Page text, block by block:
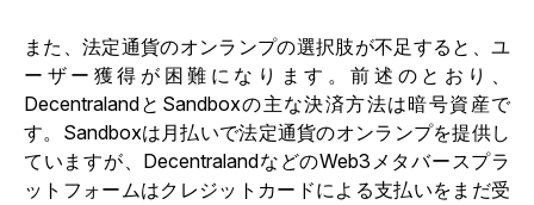
また、法定通貨のオンランプの選択肢が不足すると、ユ
ーザー獲得が困難になります。前述のとおり、
DecentralandとSandboxの主な決済方法は暗号資産で
す。Sandboxは月払いで法定通貨のオンランプを提供し
ていますが、DecentralandなどのWeb3メタバースプラ
ットフォームはクレジットカードによる支払いをまだ受